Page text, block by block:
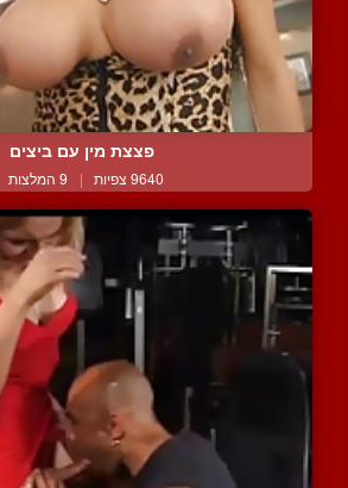
פצצת מין עם ביצים
9640 צפיות | 9 המלצות